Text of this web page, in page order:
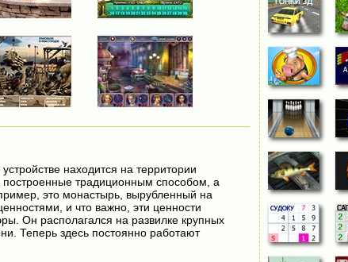
находится на территории
построенные традиционным способом, а
это монастырь, вырубленный на
и что важно, эти ценности
Он располагался на развилке крупных
Теперь здесь постоянно работают